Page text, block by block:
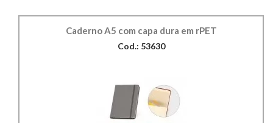
Caderno A5 com capa dura em rPET
Cod.: 53630